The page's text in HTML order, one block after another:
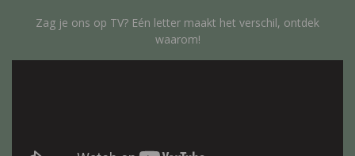
Zag je ons op TV? Eén letter maakt het verschil, ontdek
waarom!